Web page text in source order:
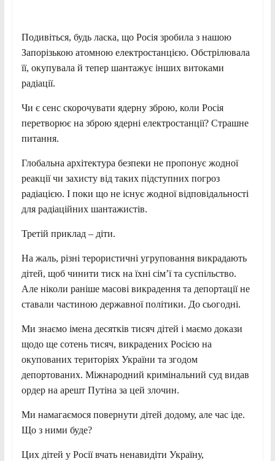
Подивіться, будь ласка, що Росія зробила з нашою
Запорізькою атомною електростанцією. Обстрілювала
її, окупувала й тепер шантажує інших витоками
радіації.
Чи є сенс скорочувати ядерну зброю, коли Росія
перетворює на зброю ядерні електростанції? Страшне
питання.
Глобальна архітектура безпеки не пропонує жодної
реакції чи захисту від таких підступних погроз
радіацією. І поки що не існує жодної відповідальності
для радіаційних шантажистів.
Третій приклад – діти.
На жаль, різні терористичні угруповання викрадають
дітей, щоб чинити тиск на їхні сім’ї та суспільство.
Але ніколи раніше масові викрадення та депортації не
ставали частиною державної політики. До сьогодні.
Ми знаємо імена десятків тисяч дітей і маємо докази
щодо ще сотень тисяч, викрадених Росією на
окупованих територіях України та згодом
депортованих. Міжнародний кримінальний суд видав
ордер на арешт Путіна за цей злочин.
Ми намагаємося повернути дітей додому, але час іде.
Що з ними буде?
Цих дітей у Росії вчать ненавидіти Україну,